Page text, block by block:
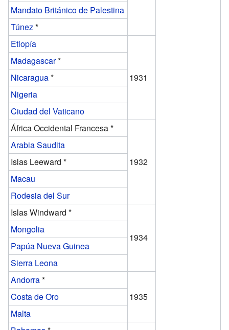
Mandato Británico de Palestina
Túnez*
Etiopía
1931
Madagascar*
Nicaragua*
Nigeria
Ciudad del Vaticano
África Occidental Francesa *
1932
Arabia Saudita
Islas Leeward *
Macau
Rodesia del Sur
Islas Windward *
1934
Mongolia
Papúa Nueva Guinea
Sierra Leona
Andorra*
1935
Costa de Oro
Malta